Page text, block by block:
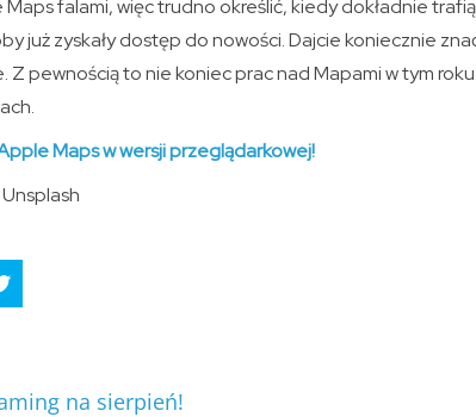
falami, więc trudno określić, kiedy dokładnie
już zyskały dostęp do nowości. Dajcie koniecznie
pewnością to nie koniec prac nad Mapami w tym
Maps w wersji przeglądarkowej!
na sierpień!